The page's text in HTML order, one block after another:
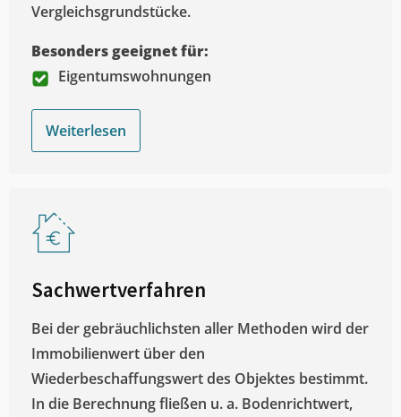
Vergleichsgrundstücke.
Besonders geeignet für:
Eigentumswohnungen
Weiterlesen
Sachwertverfahren
Bei der gebräuchlichsten aller Methoden wird der
Immobilienwert über den
Wiederbeschaffungswert des Objektes bestimmt.
In die Berechnung fließen u. a. Bodenrichtwert,